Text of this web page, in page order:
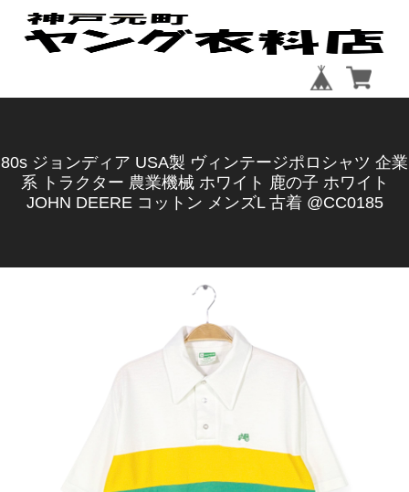
80s ジョンディア USA製 ヴィンテージポロシャツ 企業
系 トラクター 農業機械 ホワイト 鹿の子 ホワイト
JOHN DEERE コットン メンズL 古着 @CC0185